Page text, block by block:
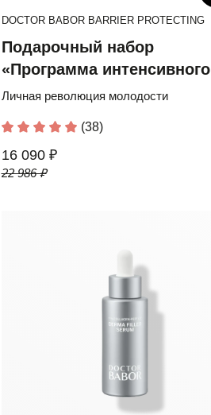
DOCTOR BABOR BARRIER PROTECTING
Подарочный набор
«Программа интенсивного
восстановления»
Личная революция молодости
(38)
16 090 ₽
22 986 ₽